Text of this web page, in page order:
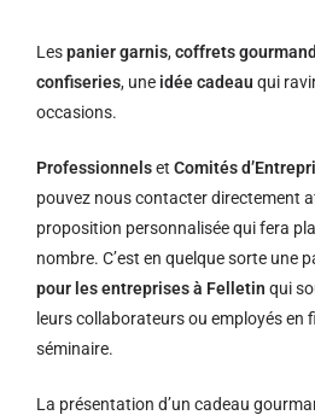
Lespanier garnis,coffrets
confiseries, une idée cadeau qui
occasions.
Professionnelset Comités
pouvez nous contacter directement
proposition personnalisée qui fera
nombre. C’est en quelque sorte une
pour les entreprises à Felletin qui
leurs collaborateurs ou employés en
séminaire.
La présentation d’un cadeau